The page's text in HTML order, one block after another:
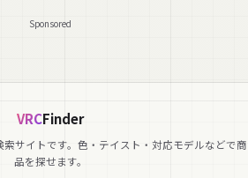
Sponsored
VRCFinder
サイトです。色・テイスト・対応モデルなどで商
品を探せます。